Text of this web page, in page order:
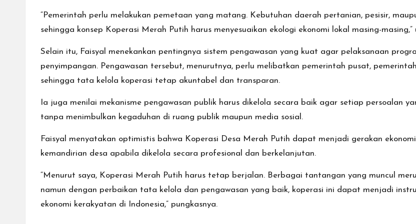
“Pemerintah perlu melakukan pemetaan yang matang. Kebutuhan daerah pertanian, pesisir,
sehingga konsep Koperasi Merah Putih harus menyesuaikan ekologi ekonomi lokal masing-masing,”
Selain itu, Faisyal menekankan pentingnya sistem pengawasan yang kuat agar pelaksanaan
penyimpangan. Pengawasan tersebut, menurutnya, perlu melibatkan pemerintah pusat,
sehingga tata kelola koperasi tetap akuntabel dan transparan.
Ia juga menilai mekanisme pengawasan publik harus dikelola secara baik agar setiap persoalan
tanpa menimbulkan kegaduhan di ruang publik maupun media sosial.
Faisyal menyatakan optimistis bahwa Koperasi Desa Merah Putih dapat menjadi gerakan
kemandirian desa apabila dikelola secara profesional dan berkelanjutan.
“Menurut saya, Koperasi Merah Putih harus tetap berjalan. Berbagai tantangan yang muncul
namun dengan perbaikan tata kelola dan pengawasan yang baik, koperasi ini dapat menjadi
ekonomi kerakyatan di Indonesia,” pungkasnya.